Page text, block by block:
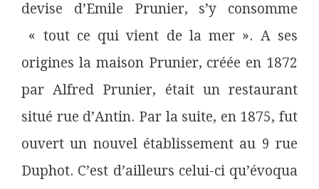
devise d’Emile Prunier, s’y consomme
« tout ce qui vient de la mer ». A ses
origines la maison Prunier, créée en 1872
par Alfred Prunier, était un restaurant
situé rue d’Antin. Par la suite, en 1875, fut
ouvert un nouvel établissement au 9 rue
Duphot. C’est d’ailleurs celui-ci qu’évoqua